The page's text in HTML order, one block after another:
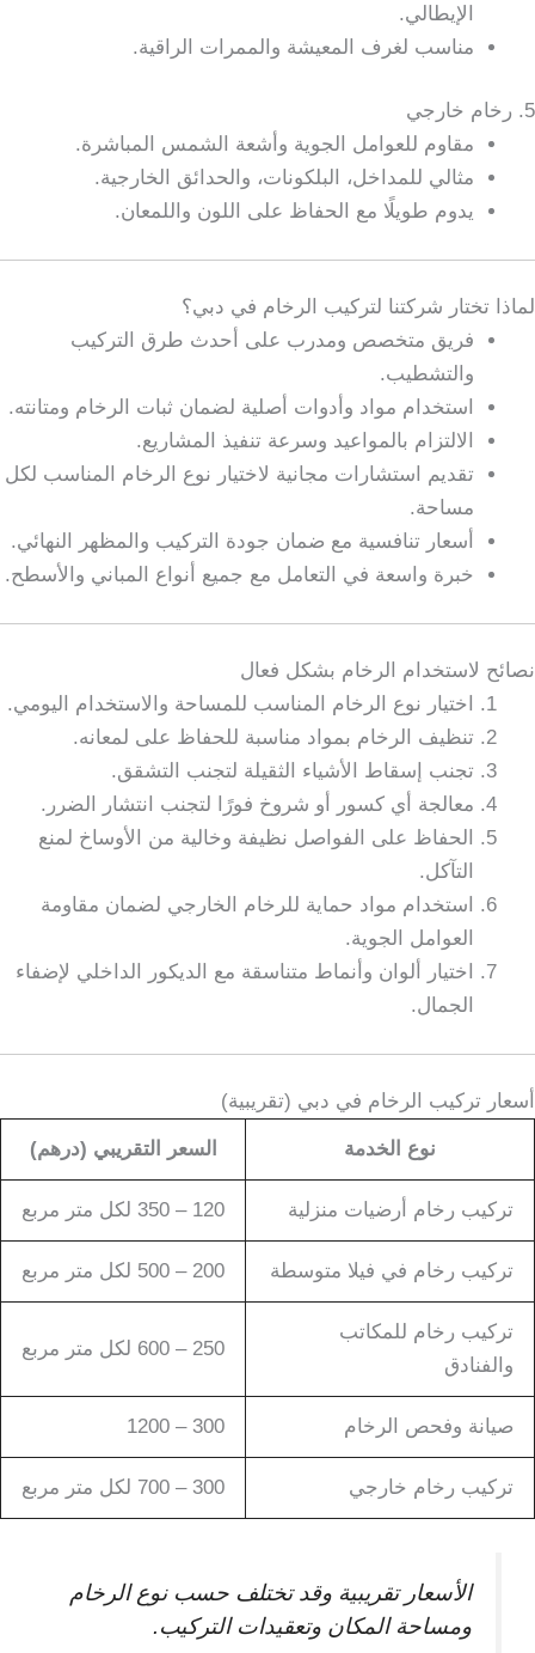
الإيطالي.
مناسب لغرف المعيشة والممرات الراقية.
5. رخام خارجي
مقاوم للعوامل الجوية وأشعة الشمس المباشرة.
مثالي للمداخل، البلكونات، والحدائق الخارجية.
يدوم طويلًا مع الحفاظ على اللون واللمعان.
لماذا تختار شركتنا لتركيب الرخام في دبي؟
فريق متخصص ومدرب على أحدث طرق التركيب
والتشطيب.
استخدام مواد وأدوات أصلية لضمان ثبات الرخام ومتانته.
الالتزام بالمواعيد وسرعة تنفيذ المشاريع.
تقديم استشارات مجانية لاختيار نوع الرخام المناسب لكل
مساحة.
أسعار تنافسية مع ضمان جودة التركيب والمظهر النهائي.
خبرة واسعة في التعامل مع جميع أنواع المباني والأسطح.
نصائح لاستخدام الرخام بشكل فعال
اختيار نوع الرخام المناسب للمساحة والاستخدام اليومي.
تنظيف الرخام بمواد مناسبة للحفاظ على لمعانه.
تجنب إسقاط الأشياء الثقيلة لتجنب التشقق.
معالجة أي كسور أو شروخ فورًا لتجنب انتشار الضرر.
الحفاظ على الفواصل نظيفة وخالية من الأوساخ لمنع
التآكل.
استخدام مواد حماية للرخام الخارجي لضمان مقاومة
العوامل الجوية.
اختيار ألوان وأنماط متناسقة مع الديكور الداخلي لإضفاء
الجمال.
أسعار تركيب الرخام في دبي (تقريبية)
نوع الخدمة السعر التقريبي (درهم)
تركيب رخام أرضيات منزلية 120 – 350 لكل متر مربع
تركيب رخام في فيلا متوسطة 200 – 500 لكل متر مربع
تركيب رخام للمكاتب
والفنادق
250 – 600 لكل متر مربع
صيانة وفحص الرخام 300 – 1200
تركيب رخام خارجي 300 – 700 لكل متر مربع
الأسعار تقريبية وقد تختلف حسب نوع الرخام
ومساحة المكان وتعقيدات التركيب.